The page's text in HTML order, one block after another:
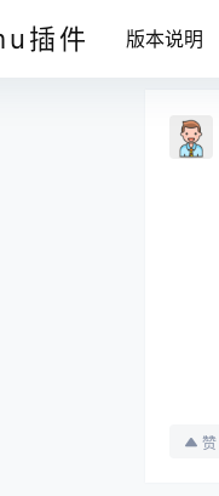
插件 版本说明
赞